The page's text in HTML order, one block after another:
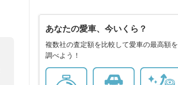
あなたの愛車、今いくら？
複数社の査定額を比較して愛車の最高額を
調べよう！